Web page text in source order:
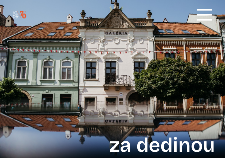
za dedinou